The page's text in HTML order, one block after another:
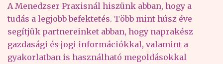
A Menedzser Praxisnál hiszünk abban, hogy a
tudás a legjobb befektetés. Több mint húsz éve
segítjük partnereinket abban, hogy naprakész
gazdasági és jogi információkkal, valamint a
gyakorlatban is használható megoldásokkal